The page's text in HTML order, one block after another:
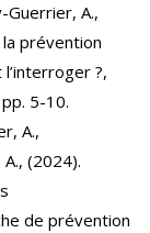
Guerrier, A.,
prévention
?,
5-10.
A.,
(2024).
de prévention